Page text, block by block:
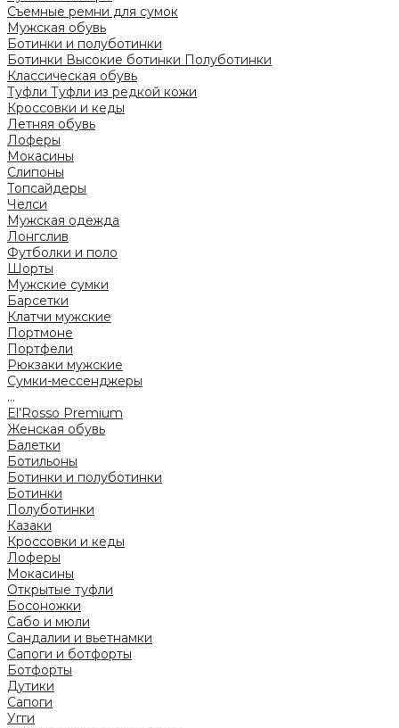
Съемные ремни для сумок
Мужская обувь
Ботинки и полуботинки
Ботинки Высокие ботинки Полуботинки
Классическая обувь
Туфли Туфли из редкой кожи
Кроссовки и кеды
Летняя обувь
Лоферы
Мокасины
Слипоны
Топсайдеры
Челси
Мужская одежда
Лонгслив
Футболки и поло
Шорты
Мужские сумки
Барсетки
Клатчи мужские
Портмоне
Портфели
Рюкзаки мужские
Сумки-мессенджеры
...
El’Rosso Premium
Женская обувь
Балетки
Ботильоны
Ботинки и полуботинки
Ботинки
Полуботинки
Казаки
Кроссовки и кеды
Лоферы
Мокасины
Открытые туфли
Босоножки
Сабо и мюли
Сандалии и вьетнамки
Сапоги и ботфорты
Ботфорты
Дутики
Сапоги
Угги